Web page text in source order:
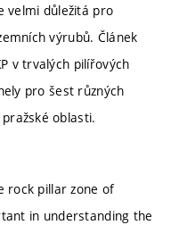
velmi důležitá pro
výrubů. Článek
v trvalých pilířových
pro šest různých
oblasti.
rock pillar zone of
in understanding the